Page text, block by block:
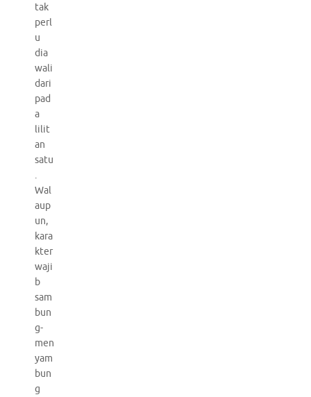
tak
perl
u
dia
wali
dari
pad
a
lilit
an
satu
.
Wal
aup
un,
kara
kter
waji
b
sam
bun
g-
men
yam
bun
g